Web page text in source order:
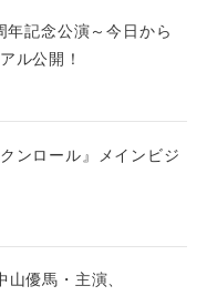
年記念公演～今日から
ル公開！
ンロール』メインビジ
優馬・主演、